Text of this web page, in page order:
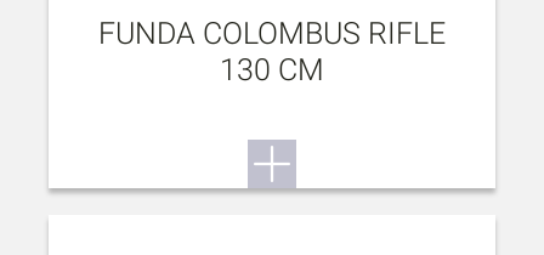
FUNDA COLOMBUS RIFLE
130 CM